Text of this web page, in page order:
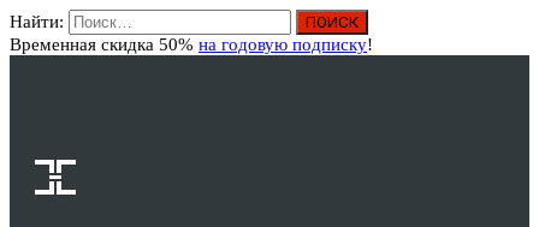
Найти:
Временная скидка 50% на годовую подписку!